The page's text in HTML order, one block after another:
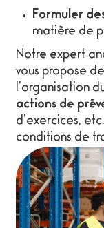
Formuler
matière de
Notre expert
vous propose
l’organisation
actions de
d’exercices,
conditions de